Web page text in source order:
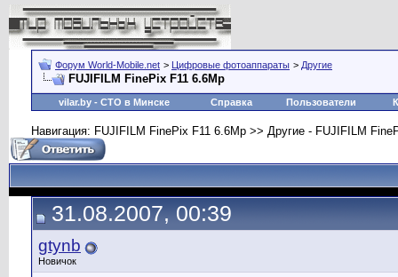
Форум World-Mobile.net > Цифровые фотоаппараты > Другие
FUJIFILM FinePix F11 6.6Mp
vilar.by - СТО в Минске Справка Пользователи
Навигация: FUJIFILM FinePix F11 6.6Mp >> Другие - FUJIFILM
31.08.2007, 00:39
gtynb
Новичок